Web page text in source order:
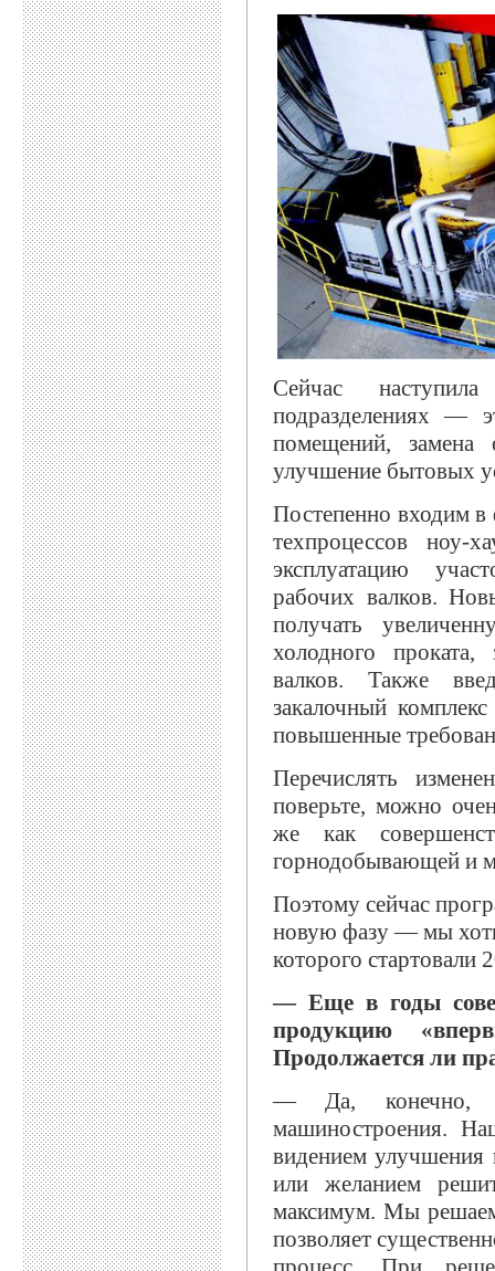
Сейчас
подразделениях —
помещений, замена
улучшение бытовых
Постепенно входим в
техпроцессов
эксплуатацию
рабочих валков.
получать
холодного проката,
валков. Также
закалочный
повышенные
Перечислять
поверьте, можно
же как
горнодобывающей и
Поэтому сейчас
новую фазу — мы
которого стартовали
— Еще в годы
продукцию
Продолжается ли
— Да, конечно,
машиностроения.
видением
или желанием
максимум. Мы
позволяет